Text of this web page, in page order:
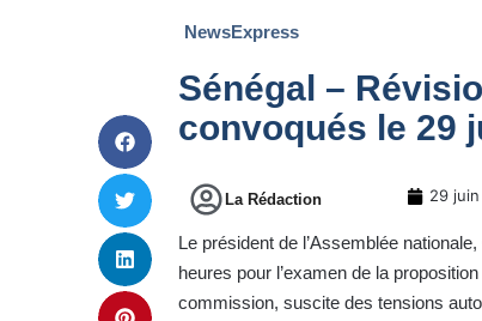
NewsExpress
Sénégal –
convoqués le 29
La Rédaction 29
Le président de l’Assemblée
heures pour l’examen de la
commission, suscite des tensions